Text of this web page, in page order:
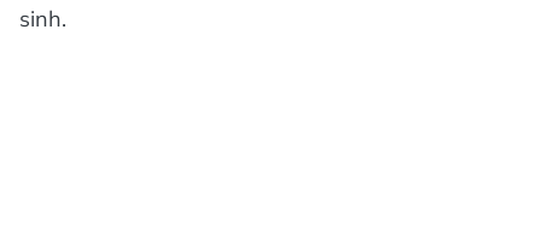
sinh.